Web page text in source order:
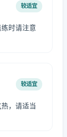
较适宜
时请注意
较适宜
，请适当